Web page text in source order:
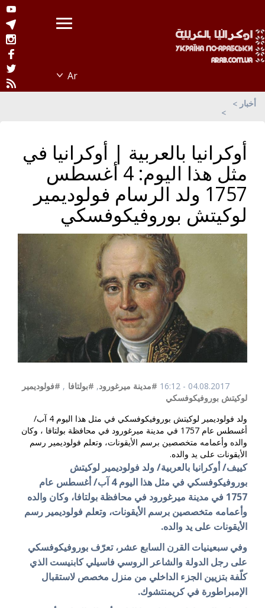
أخبار
أوكرانيا بالعربية | أوكرانيا في
مثل هذا اليوم: 4 أغسطس
1757 ولد الرسام فولوديمير
لوكيتش بوروفيكوفسكي
04.08.2017 - 16:12 #مدينة ميرغورود, #بولتافا , #فولوديمير
لوكيتش بوروفيكوفسكي
ولد فولوديمير لوكيتش بوروفيكوفسكي في مثل هذا اليوم 4 آب/
أغسطس عام 1757 في مدينة ميرغورود في محافظة بولتافا ، وكان
والده وأعمامه متخصصين برسم الأيقونات، وتعلم فولوديمير رسم
الأيقونات على يد والده.
كييف/ أوكرانيا بالعربية/ ولد فولوديمير لوكيتش
بوروفيكوفسكي في مثل هذا اليوم 4 آب/ أغسطس عام
1757 في مدينة ميرغورود في محافظة بولتافا، وكان والده
وأعمامه متخصصين برسم الأيقونات، وتعلم فولوديمير رسم
الأيقونات على يد والده.
وفي سبعينيات القرن السابع عشر، تعرّف بوروفيكوفسكي
على رجل الدولة والشاعر الروسي فاسيلي كابنيست الذي
كلّفة بتزيين الجزء الداخلي من منزل مخصص لاستقبال
الإمبراطورة في كريمنتشوك.